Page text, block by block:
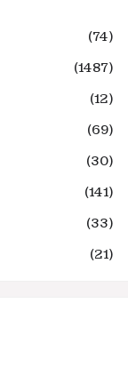
(74)
(1487)
(12)
(69)
(30)
(141)
(33)
(21)